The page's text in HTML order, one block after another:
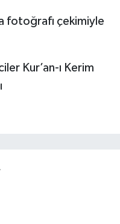
fotoğrafı çekimiyle